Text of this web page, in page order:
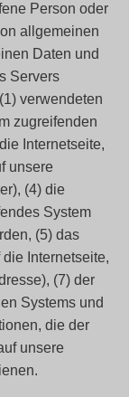
Person oder
allgemeinen
Daten und
Servers
verwendeten
zugreifenden
Internetseite,
unsere
(4) die
System
(5) das
Internetseite,
(7) der
Systems und
die der
unsere